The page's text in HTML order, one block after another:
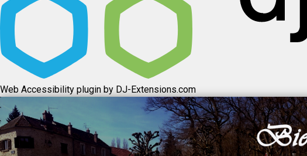
Web Accessibility plugin by DJ-Extensions.com